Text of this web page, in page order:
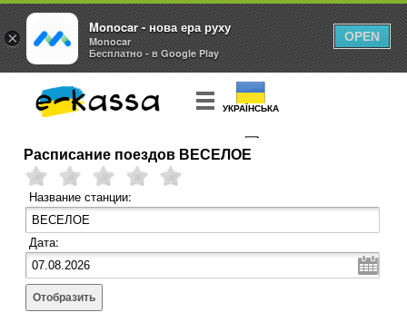
УКРАЇНСЬКА
КУПИТЬ
Расписание поездов ВЕСЕЛОЕ
Название станции:
Дата:
Отобразить
×
Monocar - нова ера руху
Monocar
Бесплатно - в Google Play
OPEN